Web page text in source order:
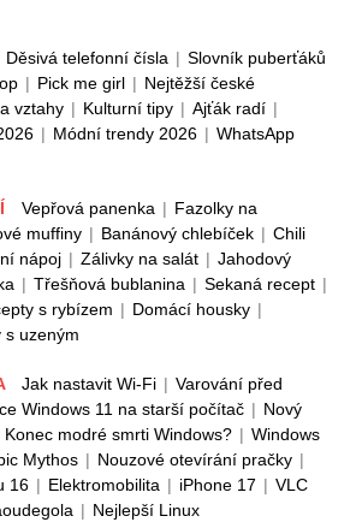
Děsivá telefonní čísla | Slovník puberťáků
| Pick me girl | Nejtěžší české
vztahy | Kulturní tipy | Ajťák radí |
| Módní trendy 2026 | WhatsApp
Vepřová panenka | Fazolky na
muffiny | Banánový chlebíček | Chili
nápoj | Zálivky na salát | Jahodový
| Třešňová bublanina | Sekaná recept |
s rybízem | Domácí housky |
s uzeným
Jak nastavit Wi-Fi | Varování před
Windows 11 na starší počítač | Nový
Konec modré smrti Windows? | Windows
Mythos | Nouzové otevírání pračky |
16 | Elektromobilita | iPhone 17 | VLC
| Nejlepší Linux